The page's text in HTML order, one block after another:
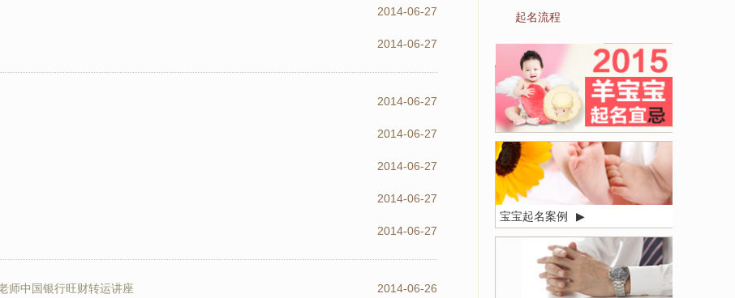
2014-06-27
2014-06-27
2014-06-27
2014-06-27
2014-06-27
2014-06-27
2014-06-27
2014-06-26
师中国银行旺财转运讲座
▶
起名流程
▶
宝宝起名案例 ▶